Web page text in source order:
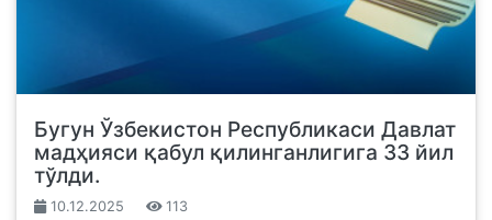
Бугун Ўзбекистон Республикаси Давлат
мадҳияси қабул қилинганлигига 33 йил
тўлди.
10.12.2025 113